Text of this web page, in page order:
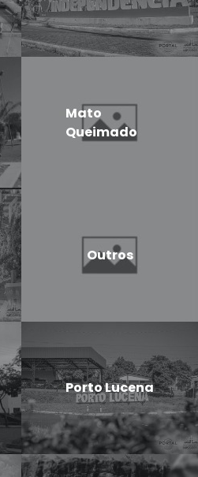
Mato
Queimado
Outros
Porto Lucena